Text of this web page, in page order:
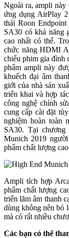
Ngoài ra, ampli này
ứng dụng AirPlay
thái Roon
SA30 có khả năng
cao nhất có thể.
chức năng HDMI
chiếu phim gia đình
phẩm ampli này
khuếch đại âm
giới của nhà sản
triển khai và hợp
công nghệ chỉnh
cung cấp cài đặt
nghiệm hoàn toàn
SA30. Tại
Munich 2019
phẩm chất lượng
Ampli tích hợp
phẩm chất lượng
triển lãm âm thanh
dùng không nên bỏ
mà có rất nhiều
Các bạn có thể